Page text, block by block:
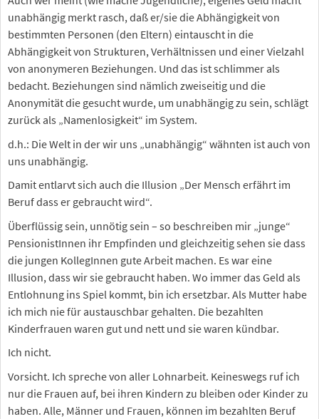
unabhängig merkt rasch, daß er/sie die Abhängigkeit von
bestimmten Personen (den Eltern) eintauscht in die
Abhängigkeit von Strukturen, Verhältnissen und einer Vielzahl
von anonymeren Beziehungen. Und das ist schlimmer als
bedacht. Beziehungen sind nämlich zweiseitig und die
Anonymität die gesucht wurde, um unabhängig zu sein, schlägt
zurück als „Namenlosigkeit“ im System.
d.h.: Die Welt in der wir uns „unabhängig“ wähnten ist auch von
uns unabhängig.
Damit entlarvt sich auch die Illusion „Der Mensch erfährt im
Beruf dass er gebraucht wird“.
Überflüssig sein, unnötig sein – so beschreiben mir „junge“
PensionistInnen ihr Empfinden und gleichzeitig sehen sie dass
die jungen KollegInnen gute Arbeit machen. Es war eine
Illusion, dass wir sie gebraucht haben. Wo immer das Geld als
Entlohnung ins Spiel kommt, bin ich ersetzbar. Als Mutter habe
ich mich nie für austauschbar gehalten. Die bezahlten
Kinderfrauen waren gut und nett und sie waren kündbar.
Ich nicht.
Vorsicht. Ich spreche von aller Lohnarbeit. Keineswegs ruf ich
nur die Frauen auf, bei ihren Kindern zu bleiben oder Kinder zu
haben. Alle, Männer und Frauen, können im bezahlten Beruf